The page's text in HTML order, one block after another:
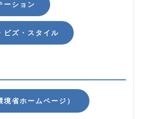
ーション
ビズ・スタイル
境省ホームページ）